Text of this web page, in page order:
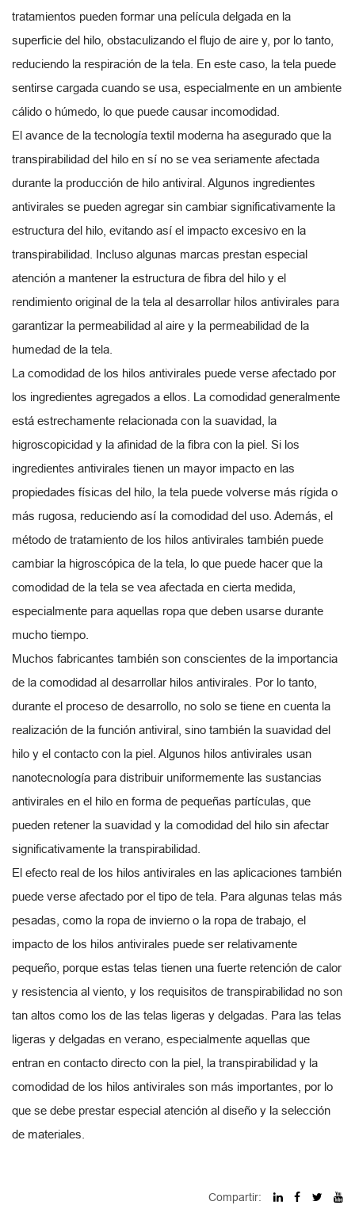
tratamientos pueden formar una película delgada en la
superficie del hilo, obstaculizando el flujo de aire y, por lo tanto,
reduciendo la respiración de la tela. En este caso, la tela puede
sentirse cargada cuando se usa, especialmente en un ambiente
cálido o húmedo, lo que puede causar incomodidad.
El avance de la tecnología textil moderna ha asegurado que la
transpirabilidad del hilo en sí no se vea seriamente afectada
durante la producción de hilo antiviral. Algunos ingredientes
antivirales se pueden agregar sin cambiar significativamente la
estructura del hilo, evitando así el impacto excesivo en la
transpirabilidad. Incluso algunas marcas prestan especial
atención a mantener la estructura de fibra del hilo y el
rendimiento original de la tela al desarrollar hilos antivirales para
garantizar la permeabilidad al aire y la permeabilidad de la
humedad de la tela.
La comodidad de los hilos antivirales puede verse afectado por
los ingredientes agregados a ellos. La comodidad generalmente
está estrechamente relacionada con la suavidad, la
higroscopicidad y la afinidad de la fibra con la piel. Si los
ingredientes antivirales tienen un mayor impacto en las
propiedades físicas del hilo, la tela puede volverse más rígida o
más rugosa, reduciendo así la comodidad del uso. Además, el
método de tratamiento de los hilos antivirales también puede
cambiar la higroscópica de la tela, lo que puede hacer que la
comodidad de la tela se vea afectada en cierta medida,
especialmente para aquellas ropa que deben usarse durante
mucho tiempo.
Muchos fabricantes también son conscientes de la importancia
de la comodidad al desarrollar hilos antivirales. Por lo tanto,
durante el proceso de desarrollo, no solo se tiene en cuenta la
realización de la función antiviral, sino también la suavidad del
hilo y el contacto con la piel. Algunos hilos antivirales usan
nanotecnología para distribuir uniformemente las sustancias
antivirales en el hilo en forma de pequeñas partículas, que
pueden retener la suavidad y la comodidad del hilo sin afectar
significativamente la transpirabilidad.
El efecto real de los hilos antivirales en las aplicaciones también
puede verse afectado por el tipo de tela. Para algunas telas más
pesadas, como la ropa de invierno o la ropa de trabajo, el
impacto de los hilos antivirales puede ser relativamente
pequeño, porque estas telas tienen una fuerte retención de calor
y resistencia al viento, y los requisitos de transpirabilidad no son
tan altos como los de las telas ligeras y delgadas. Para las telas
ligeras y delgadas en verano, especialmente aquellas que
entran en contacto directo con la piel, la transpirabilidad y la
comodidad de los hilos antivirales son más importantes, por lo
que se debe prestar especial atención al diseño y la selección
de materiales.
Compartir: